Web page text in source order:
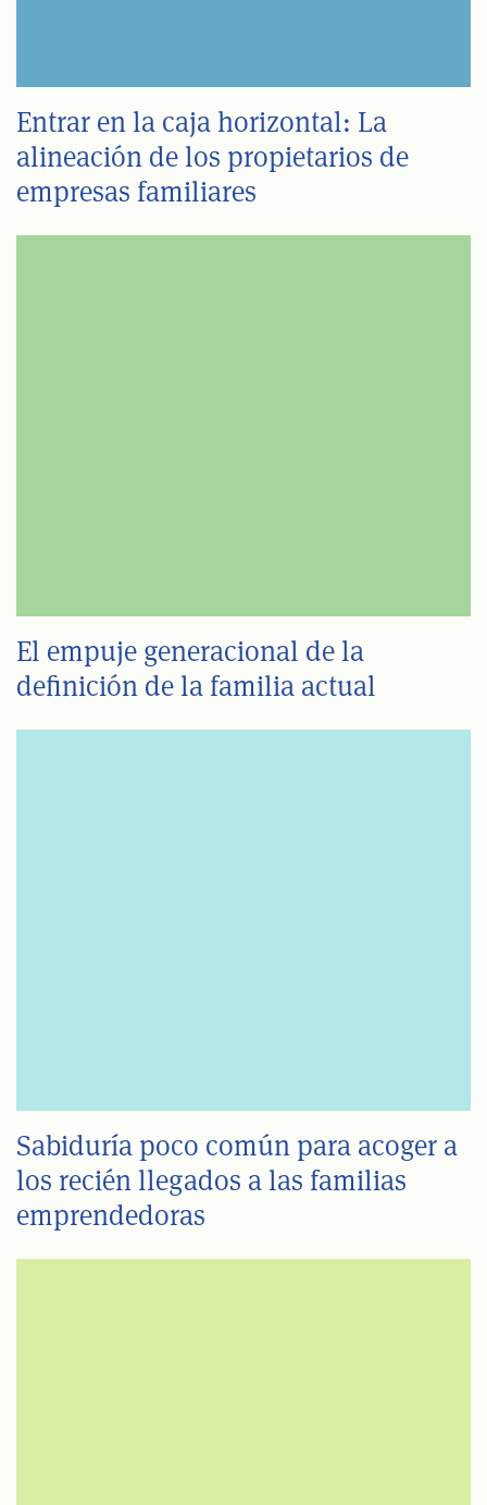
Entrar en la caja horizontal: La
alineación de los propietarios de
empresas familiares
El empuje generacional de la
definición de la familia actual
Sabiduría poco común para acoger a
los recién llegados a las familias
emprendedoras